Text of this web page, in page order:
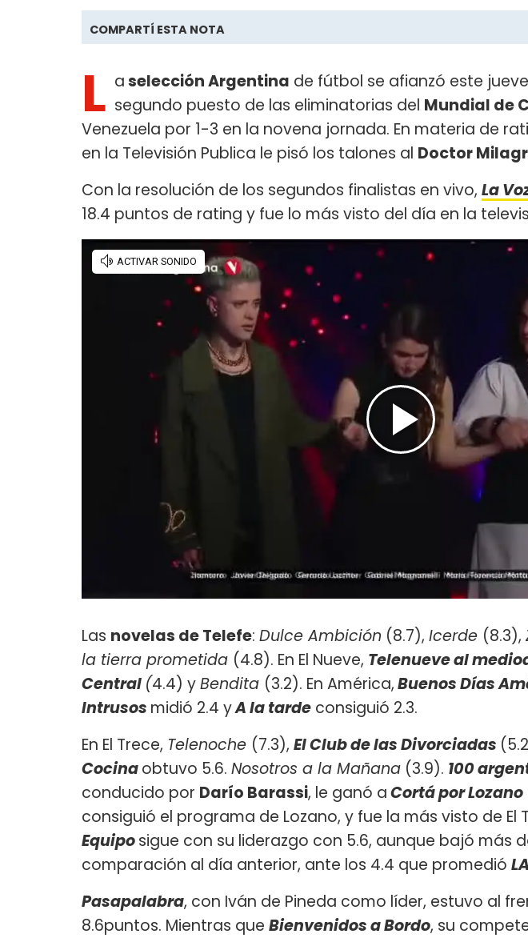
COMPARTÍ ESTA NOTA
L aselección Argentina de fútbol se afianzó este
segundo puesto de las eliminatorias del Mundial de
Venezuela por 1-3 en la novena jornada. En materia de
en la Televisión Publica le pisó los talones al Doctor
Con la resolución de los segundos finalistas en vivo, La
18.4 puntos de rating y fue lo más visto del día en la
Las novelas de Telefe: Dulce Ambición (8.7), Icerde (8.3),
la tierra prometida (4.8). En El Nueve, Telenueve al
Central (4.4) yBendita (3.2). En América,Buenos Días
Intrusos midió 2.4 yA la tarde consiguió 2.3.
En El Trece, Telenoche (7.3), El Club de las Divorciadas
Cocinaobtuvo 5.6. Nosotros a la Mañana (3.9). 100
conducido por Darío Barassi, le ganó aCortá por Lozano
consiguió el programa de Lozano, y fue la más visto de El
Equiposigue con su liderazgo con 5.6, aunque bajó más
comparación al día anterior, ante los 4.4 que promedió
Pasapalabra, con Iván de Pineda como líder, estuvo al
8.6puntos. Mientras que Bienvenidos a Bordo, su